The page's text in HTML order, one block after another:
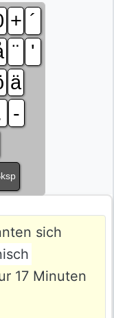
+ ´
¨ '
ä
-
sich
17 Minuten